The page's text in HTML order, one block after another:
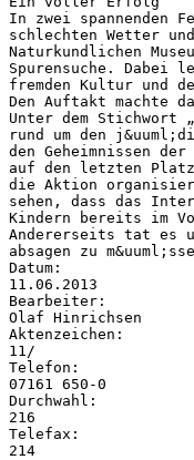
In zwei spannenden
schlechten Wetter
Naturkundlichen
Spurensuche. Dabei
fremden Kultur und
Den Auftakt machte
Unter dem Stichwort
rund um den
den Geheimnissen
auf den letzten
die Aktion
sehen, dass das
Kindern bereits im
Andererseits tat es
absagen zu
Datum:
11.06.2013
Bearbeiter:
Olaf Hinrichsen
Aktenzeichen:
11/
Telefon:
07161 650-0
Durchwahl:
216
Telefax:
214